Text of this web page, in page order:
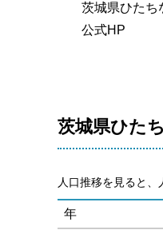
茨城県ひたち
公式HP
茨城県ひた
人口推移を見ると、
年